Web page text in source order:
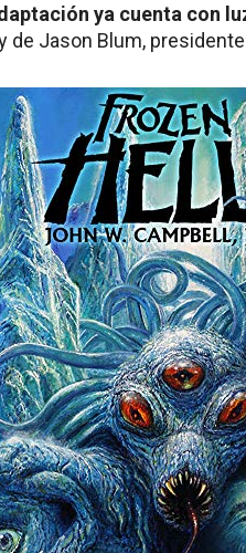
ya cuenta con
de Jason Blum,